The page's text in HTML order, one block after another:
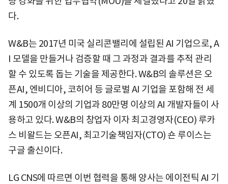
다.
W&B는 2017년 미국 실리콘밸리에 설립된 AI 기업으로, A
I 모델을 만들거나 검증할 때 그 과정과 결과를 추적 관리
할 수 있도록 돕는 기술을 제공한다. W&B의 솔루션은 오
픈AI, 엔비디아, 코히어 등 글로벌 AI 기업을 포함해 전 세
계 1500개 이상의 기업과 80만명 이상의 AI 개발자들이 사
용하고 있다. W&B의 창업자 이자 최고경영자(CEO) 루카
스 비왈드는 오픈AI, 최고기술책임자(CTO) 숀 루이스는
구글 출신이다.
LG CNS에 따르면 이번 협력을 통해 양사는 에이전틱 AI 기